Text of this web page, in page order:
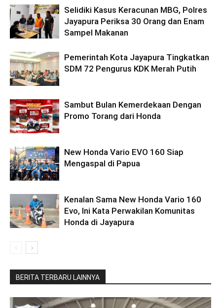
Selidiki Kasus Keracunan MBG, Polres
Jayapura Periksa 30 Orang dan Enam
Sampel Makanan
Pemerintah Kota Jayapura Tingkatkan
SDM 72 Pengurus KDK Merah Putih
Sambut Bulan Kemerdekaan Dengan
Promo Torang dari Honda
New Honda Vario EVO 160 Siap
Mengaspal di Papua
Kenalan Sama New Honda Vario 160
Evo, Ini Kata Perwakilan Komunitas
Honda di Jayapura
BERITA TERBARU LAINNYA